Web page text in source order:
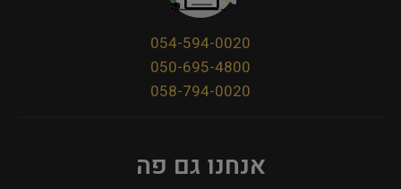
054-594-0020
050-695-4800
058-794-0020
אנחנו גם פה